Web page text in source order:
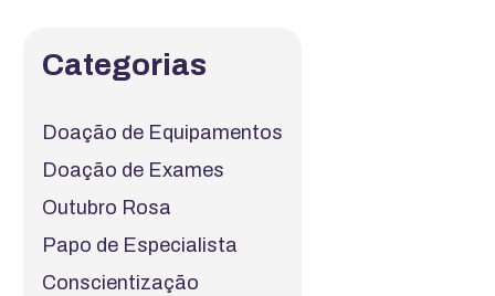
Categorias
Doação de Equipamentos
Doação de Exames
Outubro Rosa
Papo de Especialista
Conscientização